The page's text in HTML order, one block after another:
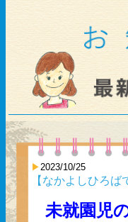
2023/10/25
【なかよしひろば
未就園児